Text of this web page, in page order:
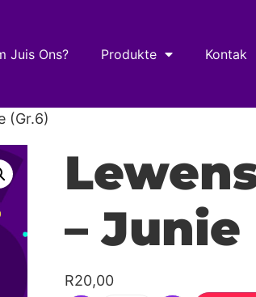
Juis Ons? Produkte Kontak
(Gr.6)
– Junie
R20,00